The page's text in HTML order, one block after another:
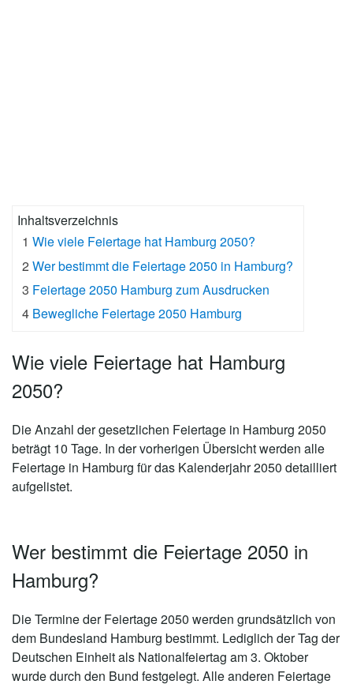
Inhaltsverzeichnis
1 Wie viele Feiertage hat Hamburg 2050?
2 Wer bestimmt die Feiertage 2050 in Hamburg?
3 Feiertage 2050 Hamburg zum Ausdrucken
4 Bewegliche Feiertage 2050 Hamburg
Wie viele Feiertage hat Hamburg
2050?
Die Anzahl der gesetzlichen Feiertage in Hamburg 2050
beträgt 10 Tage. In der vorherigen Übersicht werden alle
Feiertage in Hamburg für das Kalenderjahr 2050 detailliert
aufgelistet.
Wer bestimmt die Feiertage 2050 in
Hamburg?
Die Termine der Feiertage 2050 werden grundsätzlich von
dem Bundesland Hamburg bestimmt. Lediglich der Tag der
Deutschen Einheit als Nationalfeiertag am 3. Oktober
wurde durch den Bund festgelegt. Alle anderen Feiertage